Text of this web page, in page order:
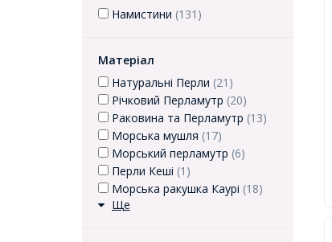
Намистини (131)
Матеріал
Натуральні Перли (21)
Річковий Перламутр (20)
Раковина та Перламутр (13)
Морська мушля (17)
Морський перламутр (6)
Перли Кеші (1)
Морська ракушка Каурі (18)
Ще